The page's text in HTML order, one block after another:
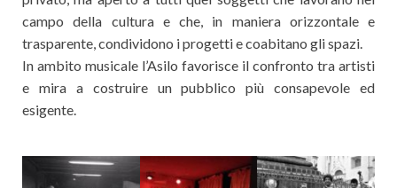
campo della cultura e che, in maniera orizzontale e
trasparente, condividono i progetti e coabitano gli spazi.
In ambito musicale l’Asilo favorisce il confronto tra artisti
e mira a costruire un pubblico più consapevole ed
esigente.